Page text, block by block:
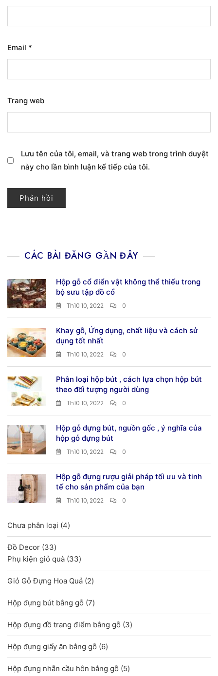
Email *
Trang web
Lưu tên của tôi, email, và trang web trong trình duyệt
này cho lần bình luận kế tiếp của tôi.
CÁC BÀI ĐĂNG GẦN ĐÂY
Hộp gỗ cổ điển vật không thể thiếu trong
bộ sưu tập đồ cổ
Th10 10, 2022 0
Khay gỗ, Ứng dụng, chất liệu và cách sử
dụng tốt nhất
Th10 10, 2022 0
Phân loại hộp bút , cách lựa chọn hộp bút
theo đối tượng người dùng
Th10 10, 2022 0
Hộp gỗ đựng bút, nguồn gốc , ý nghĩa của
hộp gỗ đựng bút
Th10 10, 2022 0
Hộp gỗ đựng rượu giải pháp tối ưu và tinh
tế cho sản phẩm của bạn
Th10 10, 2022 0
Chưa phân loại 44
sản
Đồ Decor 3333
sản
phẩm
Phụ kiện giỏ quà 3333
sản
phẩm
Giỏ Gỗ Đựng Hoa Quả 22
sản
phẩm
Hộp đựng bút bằng gỗ 77
sản
phẩm
Hộp đựng đồ trang điểm bằng gỗ 33
sản
Hộp đựng giấy ăn bằng gỗ 66
sản
phẩm
Hộp đựng nhẫn cầu hôn bằng gỗ 55